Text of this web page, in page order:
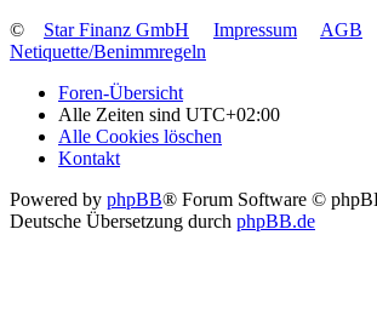
©
Star Finanz GmbH Impressum AGB
Netiquette/Benimmregeln
Foren-Übersicht
Alle Zeiten sind UTC+02:00
Alle Cookies löschen
Kontakt
Powered by phpBB® Forum Software ©
Deutsche Übersetzung durch phpBB.de